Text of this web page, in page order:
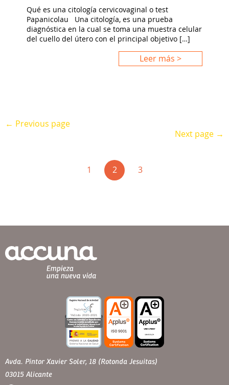
Qué es una citología cervicovaginal o test
Papanicolau Una citología, es una prueba
diagnóstica en la cual se toma una muestra celular
del cuello del útero con el principal objetivo […]
Leer más >
← Previous page
Next page →
1 2(current)
3
Avda. Pintor Xavier Soler, 18 (Rotonda Jesuitas)
03015 Alicante